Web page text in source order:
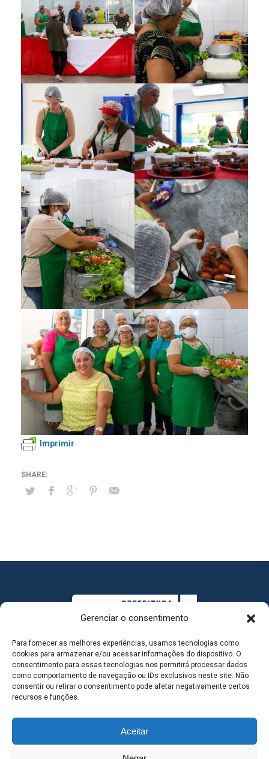
Gerenciar o consentimento
Para fornecer as melhores experiências, usamos tecnologias como
cookies para armazenar e/ou acessar informações do dispositivo. O
consentimento para essas tecnologias nos permitirá processar dados
como comportamento de navegação ou IDs exclusivos neste site. Não
consentir ou retirar o consentimento pode afetar negativamente certos
recursos e funções.
Aceitar
Imprimir
MAPA DO SITE